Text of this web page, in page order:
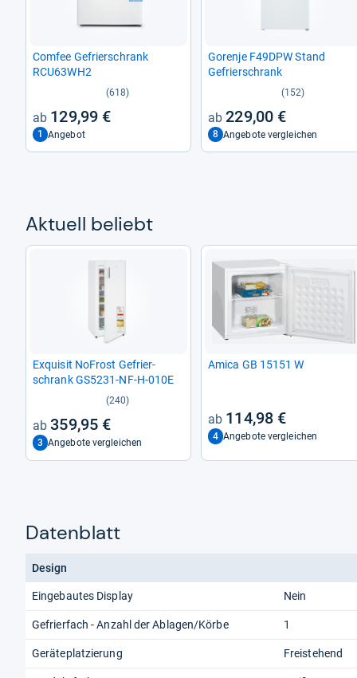
Com­fee Gefrier­schrank
RCU63WH2
(618)
129,99 €
1 Angebot
Gorenje F49DPW Stand
Gefrier­schrank
(152)
229,00 €
8 Angebote vergleichen
Aktu­ell beliebt
Exqui­sit NoFrost Gefrier­
schrank GS5231-​NF-​H-​010E
(240)
359,95 €
3 Angebote vergleichen
Amica GB 15151 W
114,98 €
4 Angebote vergleichen
Datenblatt
Design
Eingebautes Display Nein
Gefrierfach - Anzahl der Ablagen/Körbe 1
Geräteplatzierung Freistehend